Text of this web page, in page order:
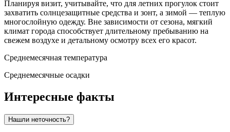
Планируя визит, учитывайте, что для летних прогулок стоит
захватить солнцезащитные средства и зонт, а зимой — теплую
многослойную одежду. Вне зависимости от сезона, мягкий
климат города способствует длительному пребыванию на
свежем воздухе и детальному осмотру всех его красот.
Среднемесячная температура
Среднемесячные осадки
Интересные факты
Нашли неточность?